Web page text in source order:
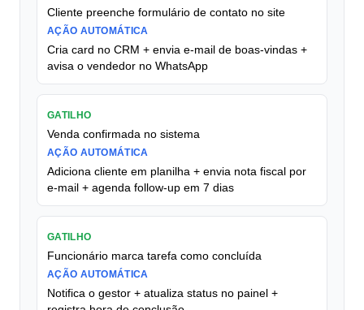
Cliente preenche formulário de contato no site
AÇÃO AUTOMÁTICA
Cria card no CRM + envia e-mail de boas-vindas +
avisa o vendedor no WhatsApp
GATILHO
Venda confirmada no sistema
AÇÃO AUTOMÁTICA
Adiciona cliente em planilha + envia nota fiscal por
e-mail + agenda follow-up em 7 dias
GATILHO
Funcionário marca tarefa como concluída
AÇÃO AUTOMÁTICA
Notifica o gestor + atualiza status no painel +